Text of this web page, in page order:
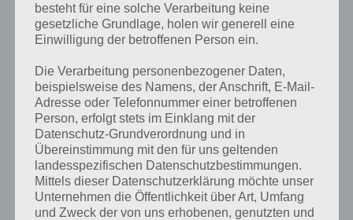
Kurze Begriffserklärung zur Lösung
Schritt
Schritt ist die Lösung für das tägliche Rätsel am 22.7.2018 in 4 Bilder 1
Wort, doch welche Bedeutung hat dieses eigentlich und was gibt es
dazu zu wissen? Zu bestimmten Lösungen präsentieren wir daher
auch immer eine kurze Begriffserklärung!
An was denkst du beim Schritt? Vermutlich an die Fortbewegung des
Menschen oder? Dabei wird der Fuß nach vorne oder hinten versetzt
und gleichzeitig das Körpergewicht auf diesen verlagert.
besteht für eine solche Verarbeitung keine
gesetzliche Grundlage, holen wir generell eine
Einwilligung der betroffenen Person ein.
Die Verarbeitung personenbezogener Daten,
beispielsweise des Namens, der Anschrift, E-Mail-
Adresse oder Telefonnummer einer betroffenen
Person, erfolgt stets im Einklang mit der
Datenschutz-Grundverordnung und in
Übereinstimmung mit den für uns geltenden
landesspezifischen Datenschutzbestimmungen.
Mittels dieser Datenschutzerklärung möchte unser
Unternehmen die Öffentlichkeit über Art, Umfang
und Zweck der von uns erhobenen, genutzten und